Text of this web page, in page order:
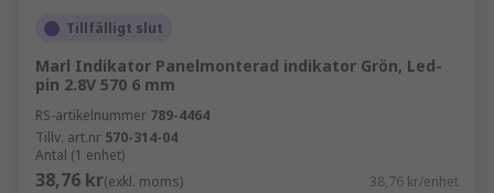
Tillfälligt slut
Marl Indikator Panelmonterad indikator Grön, Led-
pin 2.8V 570 6 mm
RS-artikelnummer 789-4464
Tillv. art.nr 570-314-04
Antal (1 enhet)
38,76 kr(exkl. moms) 38,76 kr/enhet